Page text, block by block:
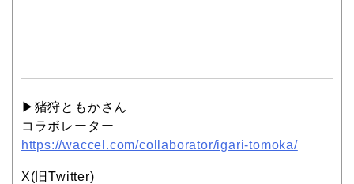
▶︎猪狩ともかさん
コラボレーター
https://waccel.com/collaborator/igari-tomoka/
X(旧Twitter)